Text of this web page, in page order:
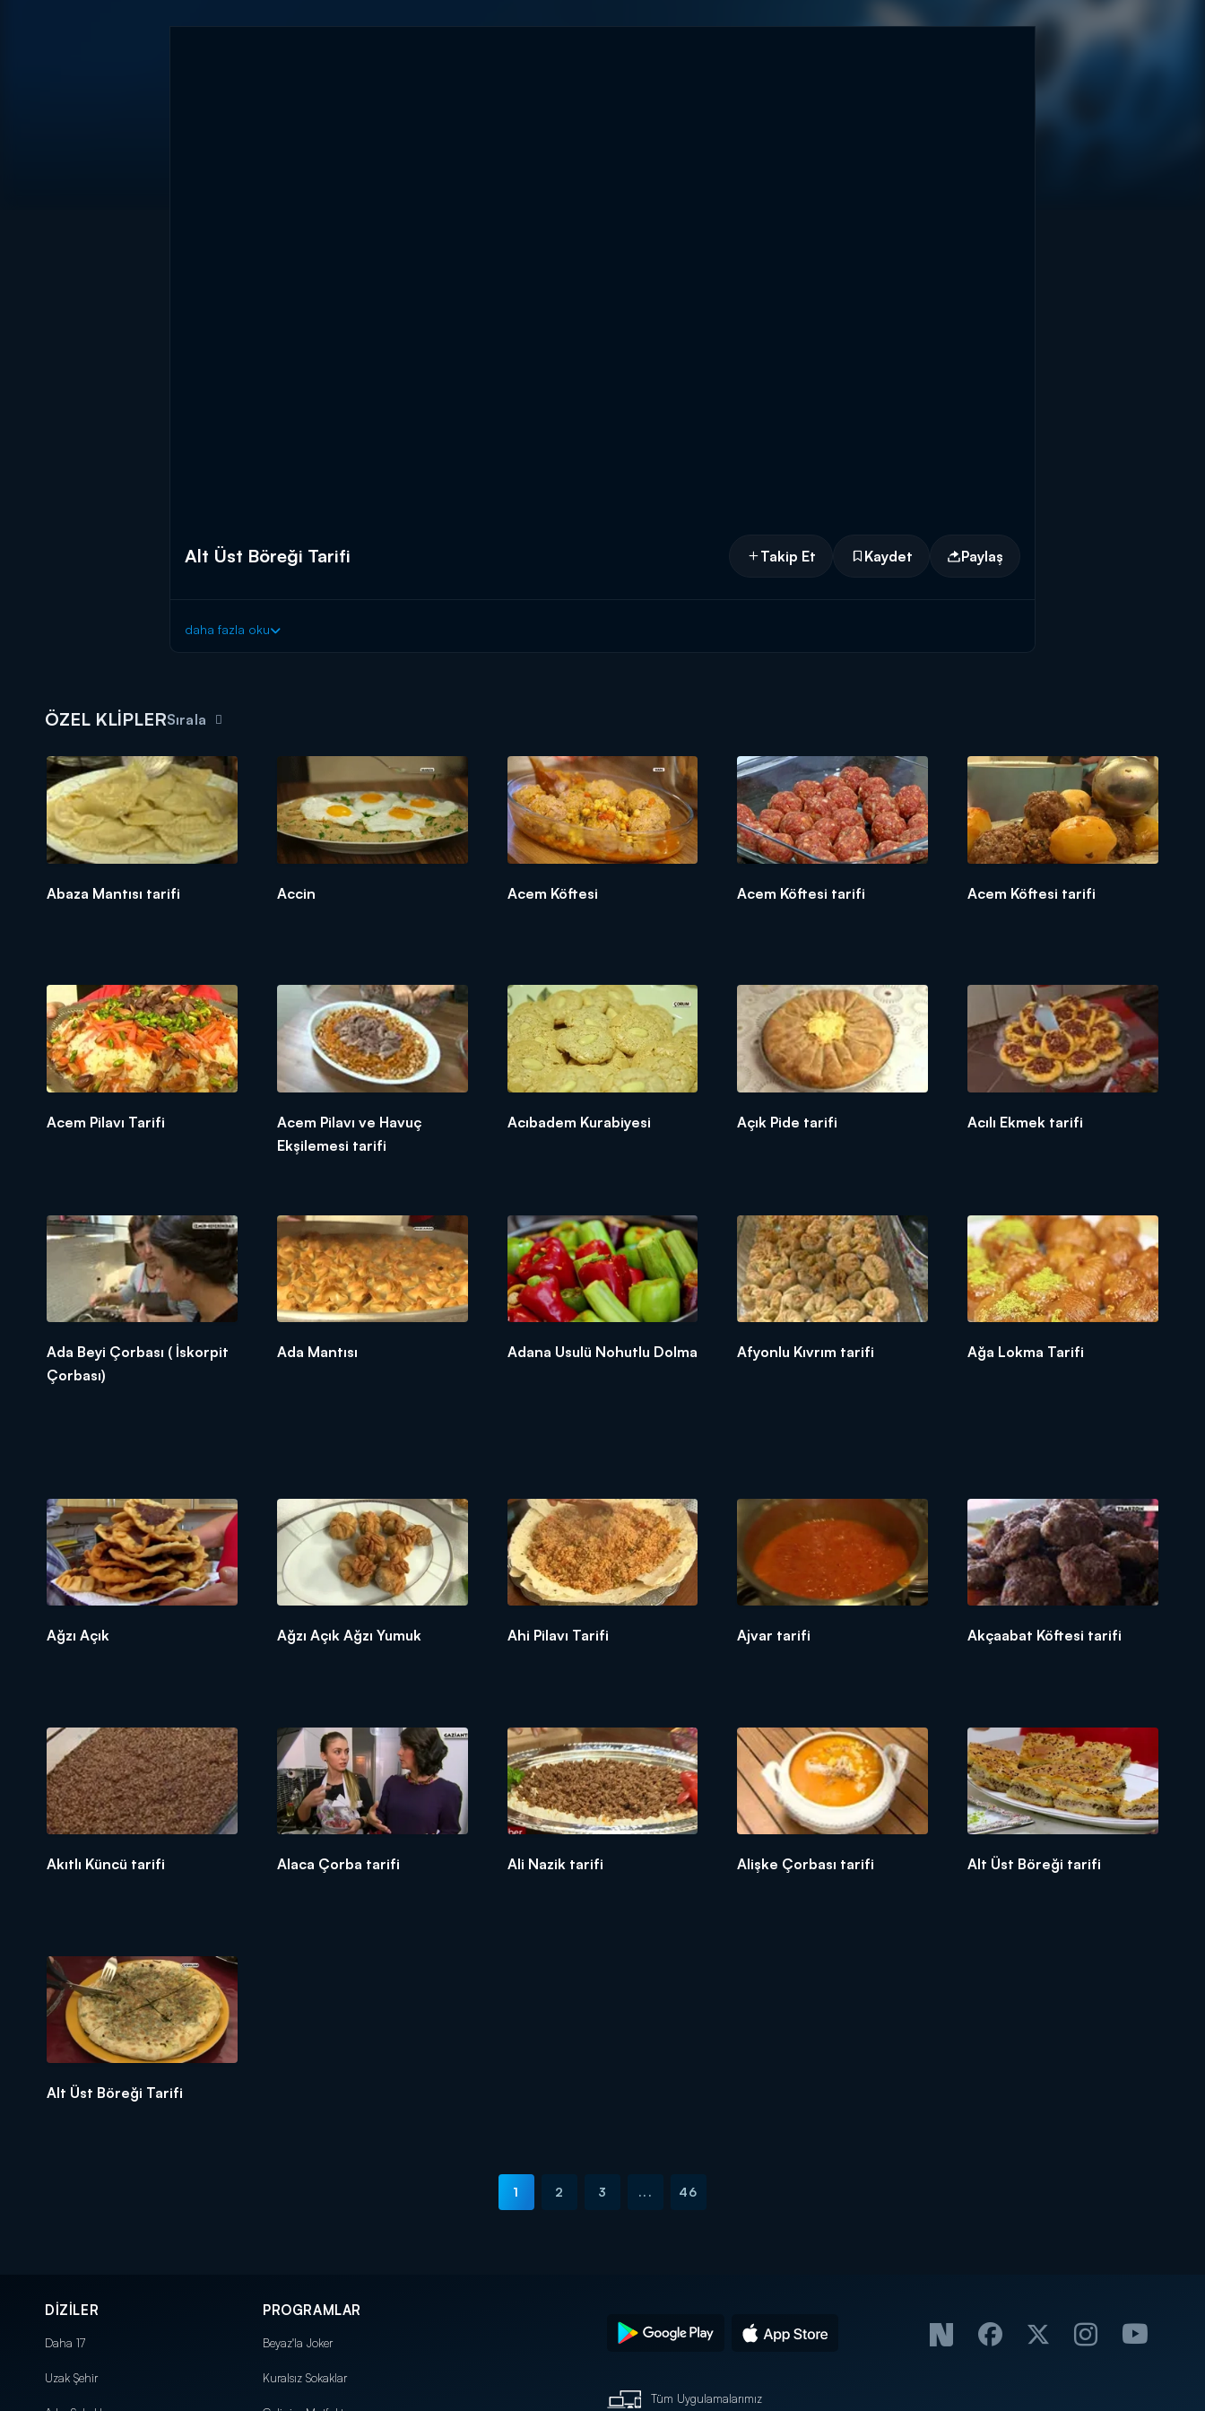
Alt Üst Böreği Tarifi Takip Et Kaydet Paylaş
daha fazla oku
ÖZEL KLİPLERSırala
Abaza Mantısı tarifi Accin Acem Köftesi Acem Köftesi tarifi Acem Köftesi tarifi
Acem Pilavı Tarifi
Acem Pilavı ve Havuç
Ekşilemesi tarifi
Acıbadem Kurabiyesi Açık Pide tarifi Acılı Ekmek tarifi
Ada Beyi Çorbası ( İskorpit
Çorbası)
Ada Mantısı Adana Usulü Nohutlu Dolma Afyonlu Kıvrım tarifi Ağa Lokma Tarifi
Ağzı Açık Ağzı Açık Ağzı Yumuk Ahi Pilavı Tarifi Ajvar tarifi Akçaabat Köftesi tarifi
Akıtlı Küncü tarifi Alaca Çorba tarifi Ali Nazik tarifi Alişke Çorbası tarifi Alt Üst Böreği tarifi
Alt Üst Böreği Tarifi
1 2 3 ... 46
DİZİLER
Daha 17
Uzak Şehir
PROGRAMLAR
Beyaz'la Joker
Kuralsız Sokaklar
Tüm Uygulamalarımız